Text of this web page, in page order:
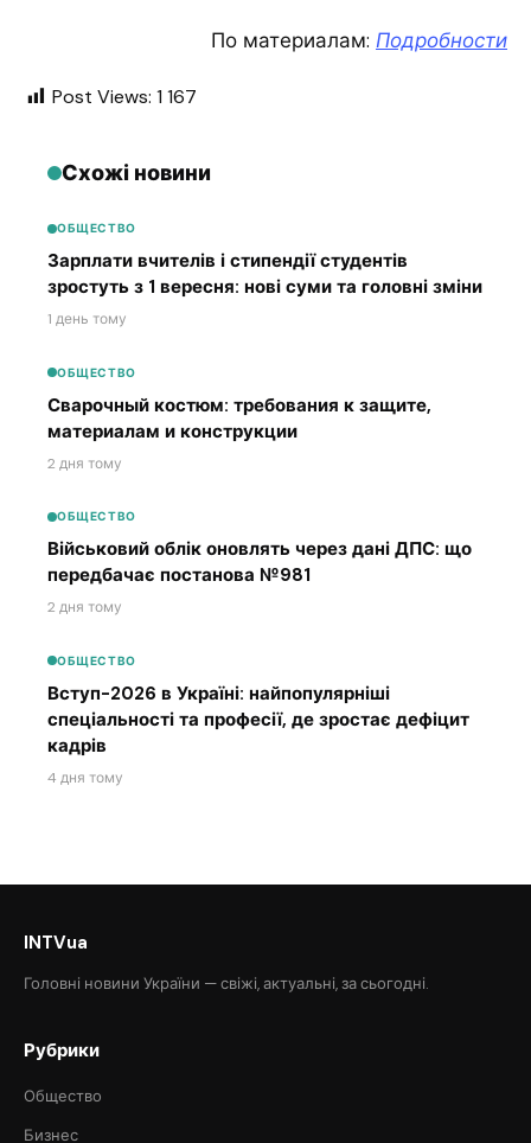
По материалам: Подробности
Post Views: 1 167
Схожі новини
ОБЩЕСТВО
Зарплати вчителів і стипендії студентів
зростуть з 1 вересня: нові суми та головні зміни
1 день тому
ОБЩЕСТВО
Сварочный костюм: требования к защите,
материалам и конструкции
2 дня тому
ОБЩЕСТВО
Військовий облік оновлять через дані ДПС: що
передбачає постанова №981
2 дня тому
ОБЩЕСТВО
Вступ-2026 в Україні: найпопулярніші
спеціальності та професії, де зростає дефіцит
кадрів
4 дня тому
INTVua
Головні новини України — свіжі, актуальні, за сьогодні.
Рубрики
Общество
Бизнес